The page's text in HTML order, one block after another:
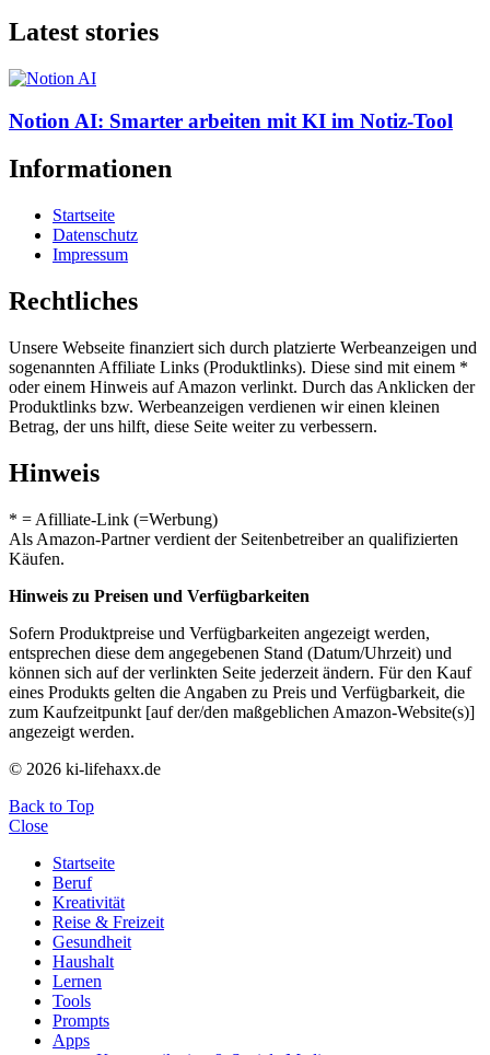
Latest stories
Notion AI: Smarter arbeiten mit KI im Notiz-Tool
Informationen
Startseite
Datenschutz
Impressum
Rechtliches
Unsere Webseite finanziert sich durch platzierte Werbeanzeigen und
sogenannten Affiliate Links (Produktlinks). Diese sind mit einem *
oder einem Hinweis auf Amazon verlinkt. Durch das Anklicken der
Produktlinks bzw. Werbeanzeigen verdienen wir einen kleinen
Betrag, der uns hilft, diese Seite weiter zu verbessern.
Hinweis
* = Afilliate-Link (=Werbung)
Als Amazon-Partner verdient der Seitenbetreiber an qualifizierten
Käufen.
Hinweis zu Preisen und Verfügbarkeiten
Sofern Produktpreise und Verfügbarkeiten angezeigt werden,
entsprechen diese dem angegebenen Stand (Datum/Uhrzeit) und
können sich auf der verlinkten Seite jederzeit ändern. Für den Kauf
eines Produkts gelten die Angaben zu Preis und Verfügbarkeit, die
zum Kaufzeitpunkt [auf der/den maßgeblichen Amazon-Website(s)]
angezeigt werden.
© 2026 ki-lifehaxx.de
Back to Top
Close
Startseite
Beruf
Kreativität
Reise & Freizeit
Gesundheit
Haushalt
Lernen
Tools
Prompts
Apps